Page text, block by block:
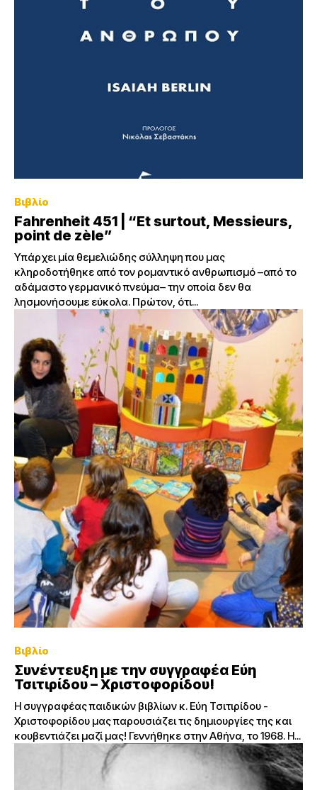
Βιβλίο
Fahrenheit 451 | “Et surtout, Messieurs,
point de zèle”
Υπάρχει μία θεμελιώδης σύλληψη που μας
κληροδοτήθηκε από τον ρομαντικό ανθρωπισμό –από το
αδάμαστο γερμανικό πνεύμα– την οποία δεν θα
λησμονήσουμε εύκολα. Πρώτον, ότι...
Βιβλίο
Συνέντευξη με την συγγραφέα Εύη
Τσιτιρίδου – Χριστοφορίδου!
Η συγγραφέας παιδικών βιβλίων κ. Εύη Τσιτιρίδου -
Χριστοφορίδου μας παρουσιάζει τις δημιουργίες της και
κουβεντιάζει μαζί μας! Γεννήθηκε στην Αθήνα, το 1968. Η...